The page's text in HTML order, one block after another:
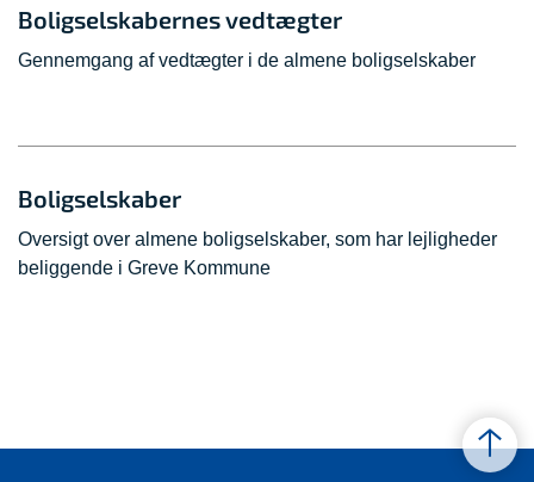
Boligselskabernes vedtægter
Gennemgang af vedtægter i de almene boligselskaber
Boligselskaber
Oversigt over almene boligselskaber, som har lejligheder
beliggende i Greve Kommune